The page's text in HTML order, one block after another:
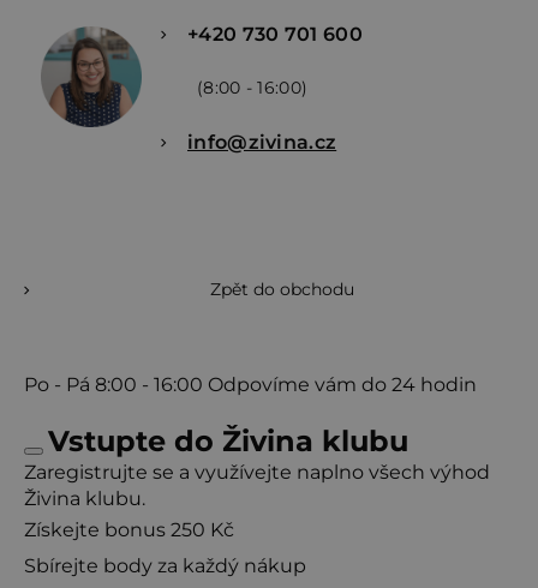
+420 730 701 600
(8:00 - 16:00)
info@zivina.cz
Zpět do obchodu
Po - Pá 8:00 - 16:00 Odpovíme vám do 24 hodin
Vstupte do Živina klubu
Zaregistrujte se a využívejte naplno všech výhod
Živina klubu.
Získejte bonus 250 Kč
Sbírejte body za každý nákup